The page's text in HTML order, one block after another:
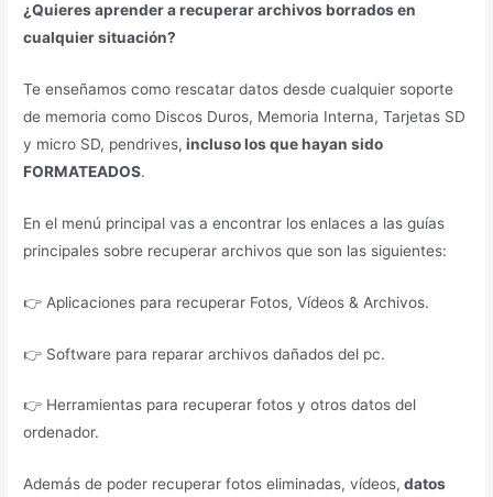
¿Quieres aprender a recuperar archivos borrados en
cualquier situación?
Te enseñamos como rescatar datos desde cualquier soporte
de memoria como Discos Duros, Memoria Interna, Tarjetas SD
y micro SD, pendrives, incluso los que hayan sido
FORMATEADOS.
En el menú principal vas a encontrar los enlaces a las guías
principales sobre recuperar archivos que son las siguientes:
👉 Aplicaciones para recuperar Fotos, Vídeos & Archivos.
👉 Software para reparar archivos dañados del pc.
👉 Herramientas para recuperar fotos y otros datos del
ordenador.
Además de poder recuperar fotos eliminadas, vídeos, datos